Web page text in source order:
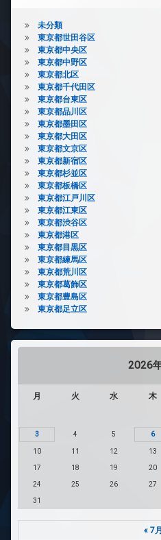
未分類
東京都世田谷区
東京都中央区
東京都中野区
東京都北区
東京都千代田区
東京都台東区
東京都品川区
東京都墨田区
東京都大田区
東京都文京区
東京都新宿区
東京都杉並区
東京都板橋区
東京都江戸川区
東京都江東区
東京都渋谷区
東京都港区
東京都目黒区
東京都練馬区
東京都荒川区
東京都葛飾区
東京都豊島区
東京都足立区
2026
月 火 水 木
3 4 5 6
10 11 12 13
17 18 19 20
24 25 26 27
31
« 7月